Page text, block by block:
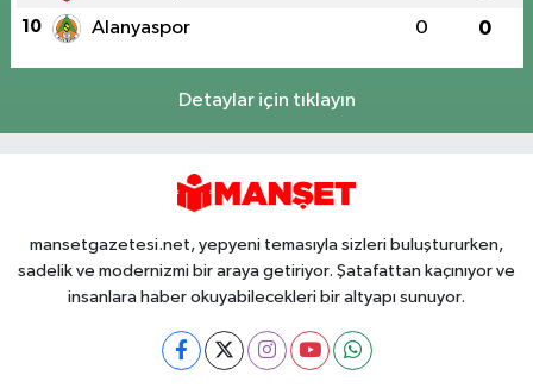
10 Alanyaspor 0 0
Detaylar için tıklayın
mansetgazetesi.net, yepyeni temasıyla sizleri buluştururken,
sadelik ve modernizmi bir araya getiriyor. Şatafattan kaçınıyor ve
insanlara haber okuyabilecekleri bir altyapı sunuyor.